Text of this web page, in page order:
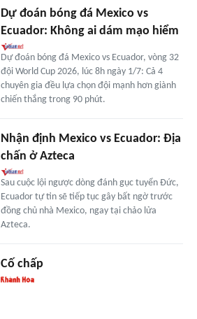
Dự đoán bóng đá Mexico vs
Ecuador: Không ai dám mạo hiểm
Dự đoán bóng đá Mexico vs Ecuador, vòng 32
đội World Cup 2026, lúc 8h ngày 1/7: Cả 4
chuyên gia đều lựa chọn đội mạnh hơn giành
chiến thắng trong 90 phút.
Nhận định Mexico vs Ecuador: Địa
chấn ở Azteca
Sau cuộc lội ngược dòng đánh gục tuyển Đức,
Ecuador tự tin sẽ tiếp tục gây bất ngờ trước
đồng chủ nhà Mexico, ngay tại chảo lửa
Azteca.
Cố chấp